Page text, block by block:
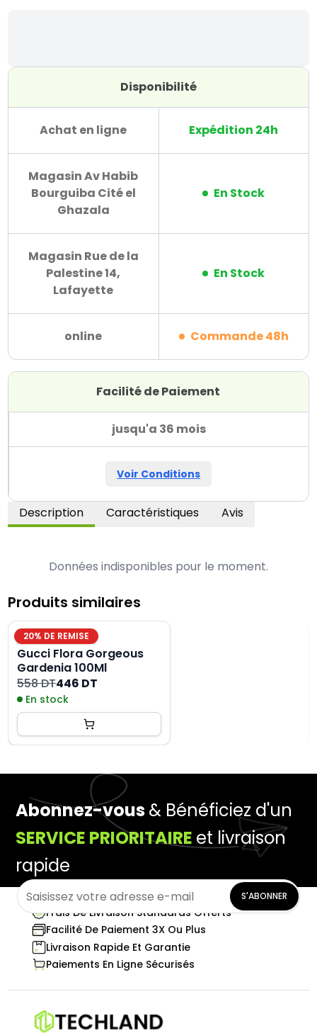
Disponibilité
Achat en ligne Expédition 24h
Magasin Av Habib
Bourguiba Cité el
Ghazala
En Stock
Magasin Rue de la
Palestine 14,
Lafayette
En Stock
online Commande 48h
Facilité de Paiement
jusqu'a 36 mois
Voir Conditions
Description Caractéristiques Avis
Données indisponibles pour le moment.
Produits similaires
20% DE REMISE
Gucci Flora Gorgeous
Gardenia 100Ml
558 DT446 DT
En stock
Abonnez-vous& Bénéficiez d'un
SERVICE PRIORITAIRE et livraison
rapide
S'ABONNER
Frais De Livraison Standards Offerts
Facilité De Paiement 3X Ou Plus
Livraison Rapide Et Garantie
Paiements En Ligne Sécurisés